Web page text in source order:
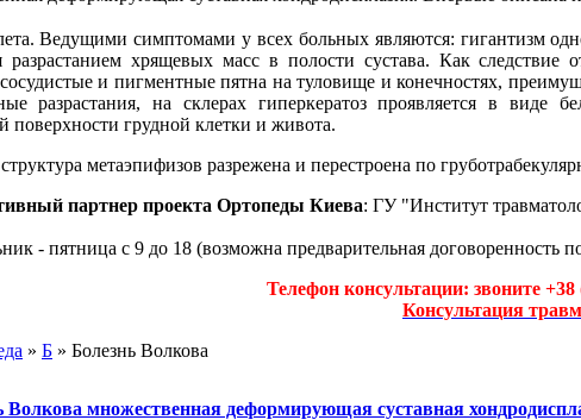
Ведущими симптомами у всех больных являются: гигантизм
хрящевых масс в полости сустава. Как следствие
и пигментные пятна на туловище и конечностях,
разрастания, на склерах гиперкератоз проявляется в
поверхности грудной клетки и живота.
метаэпифизов разрежена и перестроена по
партнер проекта Ортопеды Киева: ГУ "Институт
- пятница с 9 до 18 (возможна предварительная договоренность
Телефон консультации: звоните
Консультация
» Б » Болезнь Волкова
Волкова множественная деформирующая суставная